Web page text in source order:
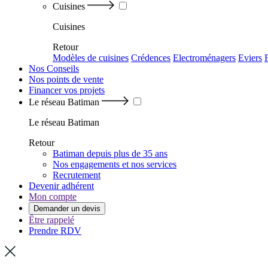
Cuisines
Cuisines
Retour
Modèles de cuisines Crédences Electroménagers Eviers
Nos Conseils
Nos points de vente
Financer vos projets
Le réseau Batiman
Le réseau Batiman
Retour
Batiman depuis plus de 35 ans
Nos engagements et nos services
Recrutement
Devenir adhérent
Mon compte
Demander un devis
Être rappelé
Prendre RDV